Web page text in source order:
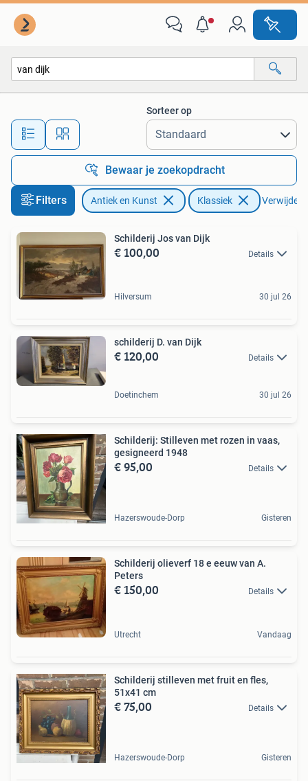
Alle afstanden…
Sorteer op
Bewaar je zoekopdracht
Filters Antiek en Kunst Klassiek Verwijder
Schilderij Jos van Dijk
€ 100,00 Details
Hilversum 30 jul 26
schilderij D. van Dijk
€ 120,00 Details
Doetinchem 30 jul 26
Schilderij: Stilleven met rozen in vaas,
gesigneerd 1948
€ 95,00 Details
Hazerswoude-Dorp Gisteren
Schilderij olieverf 18 e eeuw van A.
Peters
€ 150,00 Details
Utrecht Vandaag
Schilderij stilleven met fruit en fles,
51x41 cm
€ 75,00 Details
Hazerswoude-Dorp Gisteren